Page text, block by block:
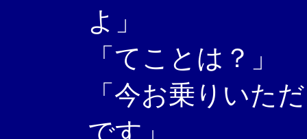
よ」
「てことは？」
「今お乗りいた
です」